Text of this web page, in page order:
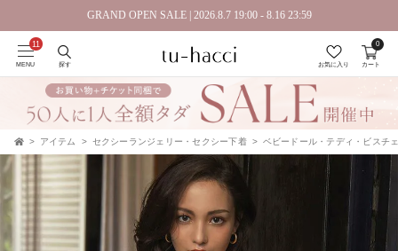
GRAND OPEN SALE | 2026.8.7 19:00 - 8.16 23:59
会員登録で今すぐ使えるポイントプレゼント！
MENU 探す お気に入り カート
0
アイテム セクシーランジェリー・セクシー下着 ベビードール・テディ・ビスチ